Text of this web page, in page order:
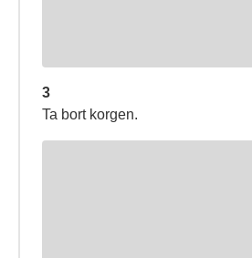
3
Ta bort korgen.